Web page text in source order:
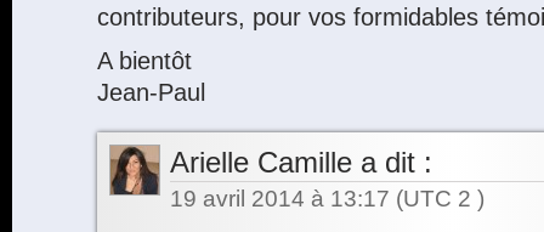
contributeurs, pour vos formidables
A bientôt
Jean-Paul
Arielle Camille a dit :
19 avril 2014 à 13:17 (UTC 2 )